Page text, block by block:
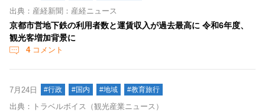
出典：産経新聞：産経ニュース
京都市営地下鉄の利用者数と運賃収入が過去最高に 令和6年度、
観光客増加背景に
4コメント
7月24日 #行政 #国内 #地域 #教育旅行
出典：トラベルボイス（観光産業ニュース）